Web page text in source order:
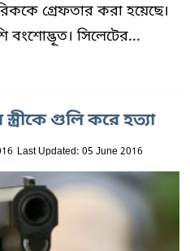
গ্রেফতার করা হয়েছে।
বংশোদ্ভূত। সিলেটের...
গুলি করে হত্যা
Last Updated: 05 June 2016